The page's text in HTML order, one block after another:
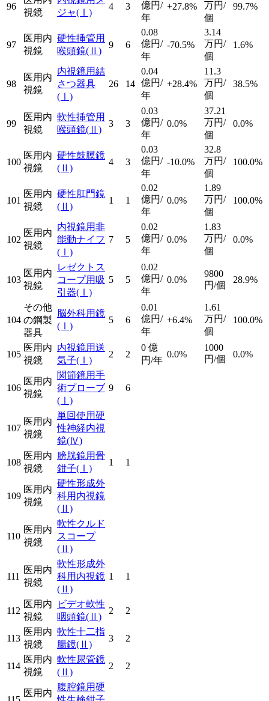
96
視鏡
ジャ(Ⅰ)
4 3
億円/
年
+27.8%
万円/
個
99.7%
97
医用内
視鏡
硬性挿管用
喉頭鏡(Ⅱ)
9 6
0.08
億円/
年
-70.5%
3.14
万円/
個
1.6%
98
医用内
視鏡
内視鏡用結
さつ器具
(Ⅰ)
26 14
0.04
億円/
年
+28.4%
11.3
万円/
個
38.5%
99
医用内
視鏡
軟性挿管用
喉頭鏡(Ⅱ)
3 3
0.03
億円/
年
0.0%
37.21
万円/
個
0.0%
100
医用内
視鏡
硬性鼓膜鏡
(Ⅱ)
4 3
0.03
億円/
年
-10.0%
32.8
万円/
個
100.0%
101
医用内
視鏡
硬性肛門鏡
(Ⅱ)
1 1
0.02
億円/
年
0.0%
1.89
万円/
個
100.0%
102
医用内
視鏡
内視鏡用非
能動ナイフ
(Ⅰ)
7 5
0.02
億円/
年
0.0%
1.83
万円/
個
0.0%
103
医用内
視鏡
レゼクトス
コープ用吸
引器(Ⅰ)
5 5
0.02
億円/
年
0.0%
9800
円/個
28.9%
104
その他
の鋼製
器具
脳外科用鏡
(Ⅰ)
5 6
0.01
億円/
年
+6.4%
1.61
万円/
個
100.0%
105
医用内
視鏡
内視鏡用送
気子(Ⅰ)
2 2
0 億
円/年
0.0%
1000
円/個
0.0%
106
医用内
視鏡
関節鏡用手
術プローブ
(Ⅰ)
9 6
107
医用内
視鏡
単回使用硬
性神経内視
鏡(Ⅳ)
108
医用内
視鏡
膀胱鏡用骨
鉗子(Ⅰ)
1 1
109
医用内
視鏡
硬性形成外
科用内視鏡
(Ⅱ)
110
医用内
視鏡
軟性クルド
スコープ
(Ⅱ)
111
医用内
視鏡
軟性形成外
科用内視鏡
(Ⅱ)
1 1
112
医用内
視鏡
ビデオ軟性
咽頭鏡(Ⅱ)
2 2
113
医用内
視鏡
軟性十二指
腸鏡(Ⅱ)
3 2
114
医用内
視鏡
軟性尿管鏡
(Ⅱ)
2 2
医用内
腹腔鏡用硬